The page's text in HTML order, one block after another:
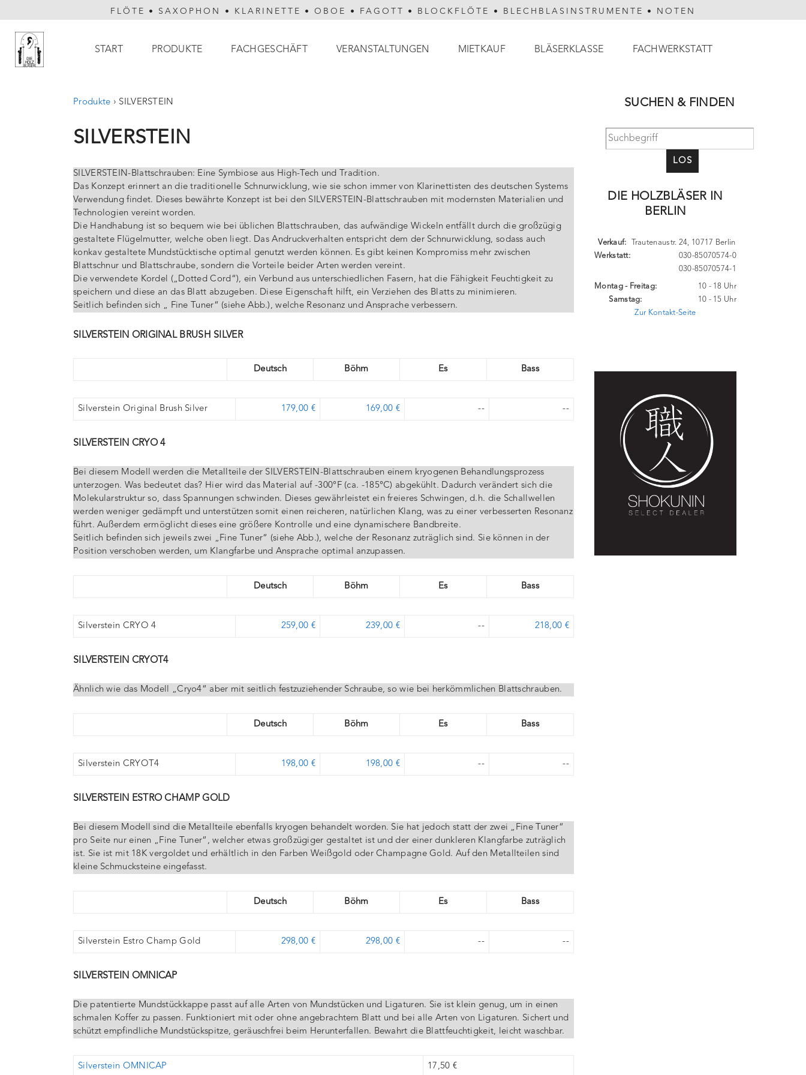
FLÖTE • SAXOPHON • KLARINETTE •OBOE • FAGOTT • BLOCKFLÖTE • BLECHBLASINSTRUMENTE • NOTEN
Hauptnavigation
START PRODUKTE FACHGESCHÄFT VERANSTALTUNGEN MIETKAUF BLÄSERKLASSE FACHWERKSTATT
Produkte › SILVERSTEIN
SILVERSTEIN
SILVERSTEIN-Blattschrauben: Eine Symbiose aus High-Tech und Tradition.
Das Konzept erinnert an die traditionelle Schnurwicklung, wie sie schon immer von Klarinettisten des deutschen Systems
Verwendung findet. Dieses bewährte Konzept ist bei den SILVERSTEIN-Blattschrauben mit modernsten Materialien und
Technologien vereint worden.
Die Handhabung ist so bequem wie bei üblichen Blattschrauben, das aufwändige Wickeln entfällt durch die großzügig
gestaltete Flügelmutter, welche oben liegt. Das Andruckverhalten entspricht dem der Schnurwicklung, sodass auch
konkav gestaltete Mundstücktische optimal genutzt werden können. Es gibt keinen Kompromiss mehr zwischen
Blattschnur und Blattschraube, sondern die Vorteile beider Arten werden vereint.
Die verwendete Kordel („Dotted Cord“), ein Verbund aus unterschiedlichen Fasern, hat die Fähigkeit Feuchtigkeit zu
speichern und diese an das Blatt abzugeben. Diese Eigenschaft hilft, ein Verziehen des Blatts zu minimieren.
Seitlich befinden sich „ Fine Tuner“ (siehe Abb.), welche Resonanz und Ansprache verbessern.
SILVERSTEIN ORIGINAL BRUSH SILVER
Deutsch Böhm Es Bass
Silverstein Original Brush Silver 179,00 € 169,00 € -- --
SILVERSTEIN CRYO 4
Bei diesem Modell werden die Metallteile der SILVERSTEIN-Blattschrauben einem kryogenen Behandlungsprozess
unterzogen. Was bedeutet das? Hier wird das Material auf -300°F (ca. -185°C) abgekühlt. Dadurch verändert sich die
Molekularstruktur so, dass Spannungen schwinden. Dieses gewährleistet ein freieres Schwingen, d.h. die Schallwellen
werden weniger gedämpft und unterstützen somit einen reicheren, natürlichen Klang, was zu einer verbesserten Resonanz
führt. Außerdem ermöglicht dieses eine größere Kontrolle und eine dynamischere Bandbreite.
Seitlich befinden sich jeweils zwei „Fine Tuner“ (siehe Abb.), welche der Resonanz zuträglich sind. Sie können in der
Position verschoben werden, um Klangfarbe und Ansprache optimal anzupassen.
Deutsch Böhm Es Bass
Silverstein CRYO 4 259,00 € 239,00 € -- 218,00 €
SILVERSTEIN CRYOT4
Ähnlich wie das Modell „Cryo4“ aber mit seitlich festzuziehender Schraube, so wie bei herkömmlichen Blattschrauben.
Deutsch Böhm Es Bass
Silverstein CRYOT4 198,00 € 198,00 € -- --
SILVERSTEIN ESTRO CHAMP GOLD
Bei diesem Modell sind die Metallteile ebenfalls kryogen behandelt worden. Sie hat jedoch statt der zwei „Fine Tuner“
pro Seite nur einen „Fine Tuner“, welcher etwas großzügiger gestaltet ist und der einer dunkleren Klangfarbe zuträglich
ist. Sie ist mit 18K vergoldet und erhältlich in den Farben Weißgold oder Champagne Gold. Auf den Metallteilen sind
kleine Schmucksteine eingefasst.
Deutsch Böhm Es Bass
Silverstein Estro Champ Gold 298,00 € 298,00 € -- --
SILVERSTEIN OMNICAP
Die patentierte Mundstückkappe passt auf alle Arten von Mundstücken und Ligaturen. Sie ist klein genug, um in einen
schmalen Koffer zu passen. Funktioniert mit oder ohne angebrachtem Blatt und bei alle Arten von Ligaturen. Sichert und
schützt empfindliche Mundstückspitze, geräuschfrei beim Herunterfallen. Bewahrt die Blattfeuchtigkeit, leicht waschbar.
Silverstein OMNICAP 17,50 €
SUCHEN & FINDEN
LOS
DIE HOLZBLÄSER IN
BERLIN
Trautenaustr. 24, 10717 Berlin
Verkauf:
Werkstatt:
030-85070574-0
030-85070574-1
Montag - Freitag:
Samstag:
10 - 18 Uhr
10 - 15 Uhr
Zur Kontakt-Seite